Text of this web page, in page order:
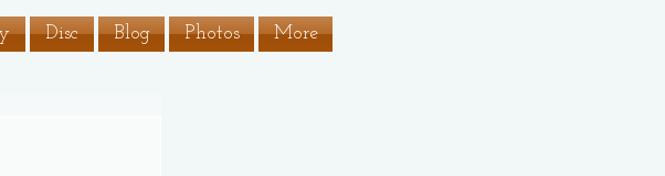
Disc Blog Photos More